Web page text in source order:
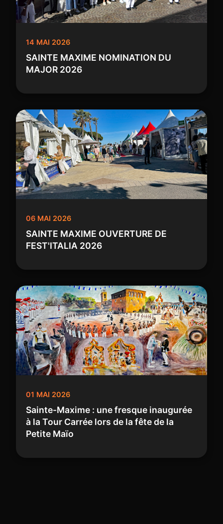
14 MAI 2026
SAINTE MAXIME NOMINATION DU
MAJOR 2026
06 MAI 2026
SAINTE MAXIME OUVERTURE DE
FEST'ITALIA 2026
01 MAI 2026
Sainte-Maxime : une fresque inaugurée
à la Tour Carrée lors de la fête de la
Petite Maïo